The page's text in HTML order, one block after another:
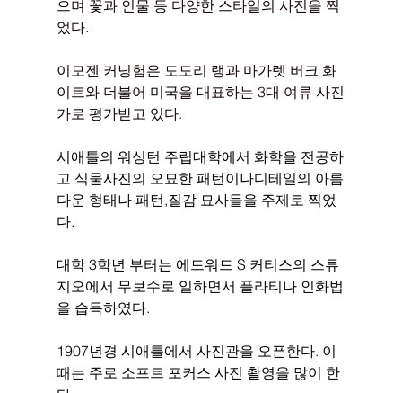
으며 꽃과 인물 등 다양한 스타일의 사진을 찍
었다.
이모젠 커닝험은 도도리 랭과 마가렛 버크 화
이트와 더불어 미국을 대표하는 3대 여류 사진
가로 평가받고 있다.
시애틀의 워싱턴 주립대학에서 화학을 전공하
고 식물사진의 오묘한 패턴이나디테일의 아름
다운 형태나 패턴,질감 묘사들을 주제로 찍었
다.
대학 3학년 부터는 에드워드 S 커티스의 스튜
지오에서 무보수로 일하면서 플라티나 인화법
을 습득하였다.
1907년경 시애틀에서 사진관을 오픈한다. 이
때는 주로 소프트 포커스 사진 촬영을 많이 한